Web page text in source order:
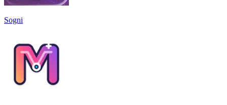
Sogni